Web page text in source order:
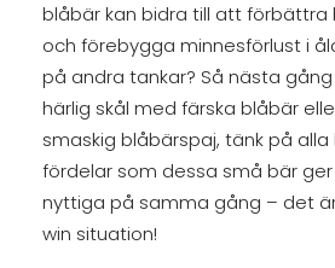
blåbär kan bidra till att förbättra
och förebygga minnesförlust i
på andra tankar? Så nästa
härlig skål med färska blåbär
smaskig blåbärspaj, tänk på
fördelar som dessa små bär
nyttiga på samma gång – det
win situation!